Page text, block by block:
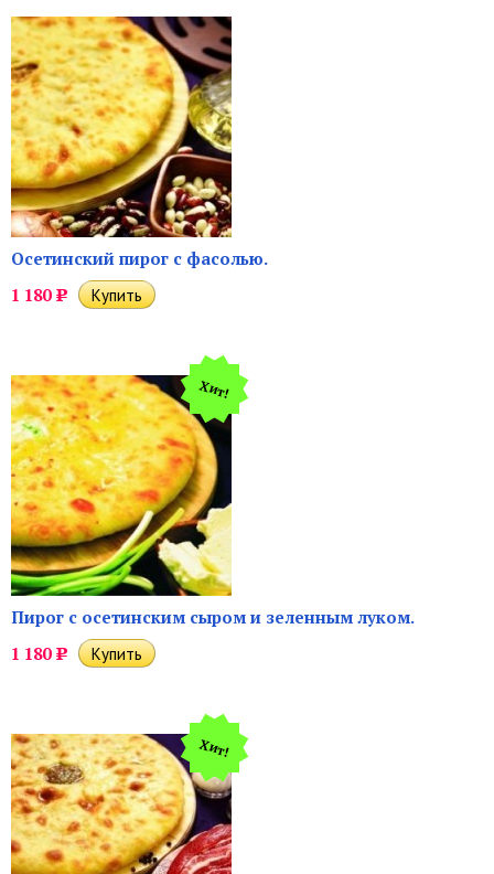
Осетинский пирог с фасолью.
1 180 Р
Хит!
Пирог с осетинским сыром и зеленным луком.
1 180 Р
Хит!